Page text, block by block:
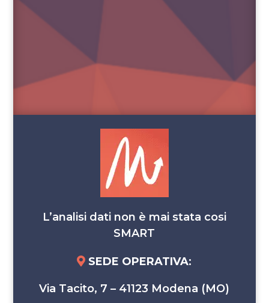
L’analisi dati non è mai stata cosi
SMART
SEDE OPERATIVA:
Via Tacito, 7 – 41123 Modena (MO)